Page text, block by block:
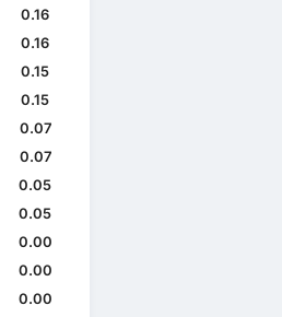
0.16
0.16
0.15
0.15
0.07
0.07
0.05
0.05
0.00
0.00
0.00